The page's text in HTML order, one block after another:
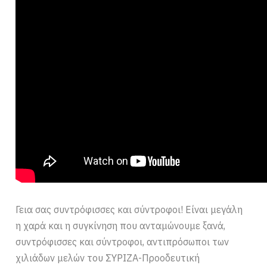
Γεια σας συντρόφισσες και σύντροφοι! Είναι μεγάλη
η χαρά και η συγκίνηση που ανταμώνουμε ξανά,
συντρόφισσες και σύντροφοι, αντιπρόσωποι των
χιλιάδων μελών του ΣΥΡΙΖΑ-Προοδευτική